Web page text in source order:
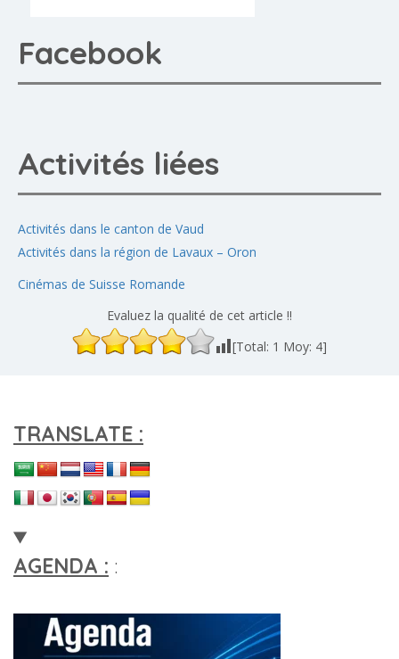
Facebook
Activités liées
Activités dans le canton de Vaud
Activités dans la région de Lavaux – Oron
Cinémas de Suisse Romande
Evaluez la qualité de cet article !!
[Total: 1 Moy: 4]
TRANSLATE :
AGENDA : :